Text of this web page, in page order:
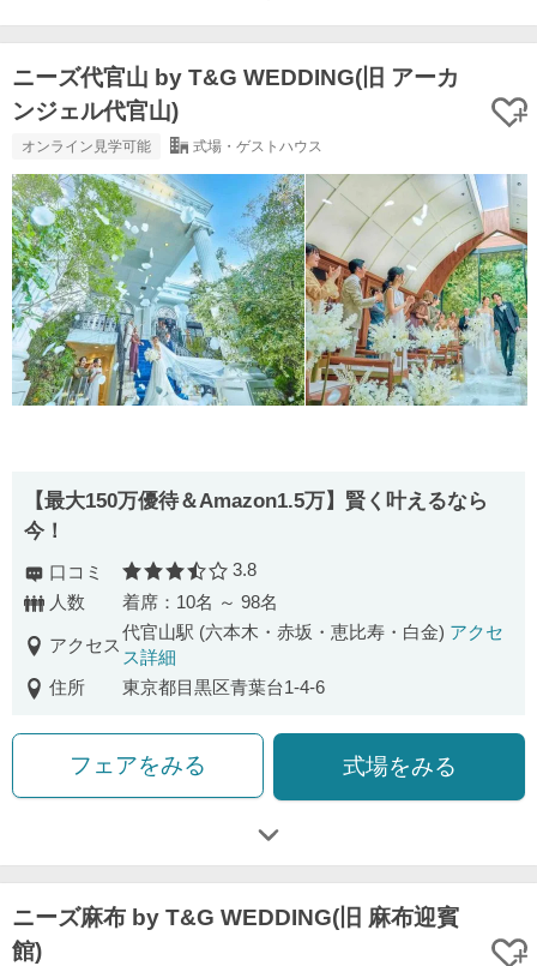
ニーズ代官山 by T&G WEDDING(旧 アーカ
ンジェル代官山)
オンライン見学可能 式場・ゲストハウス
【最⼤150万優待＆Amazon1.5万】賢く叶えるなら
今！
口コミ 口コミ評価
3.8
人数
着席：10名 ～ 98名
アクセス
代官山駅 (六本木・赤坂・恵比寿・白金) アクセ
ス詳細
住所
東京都目黒区青葉台1-4-6
フェアをみる 式場をみる
ニーズ麻布 by T&G WEDDING(旧 麻布迎賓
館)